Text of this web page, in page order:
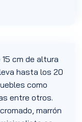
cm de altura
hasta los 20
como
entre otros.
marrón